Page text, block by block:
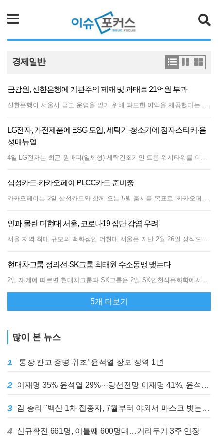
경제일반
금감원, 신한은행에 기관주의 제재 및 과태료 21억원 부과
신한은행이 서울시 금고 운영을 맡기 위해 과도한 이익을 제공했다는 이유로 과태료 21억원을 부과받았다. 광고성 정보 전송 동의를 받지 않은 채 고객 8598명에게 광고성 메시지를 전송하고, 계열사 상품(대출·펀드 등)을 소개하기 위해 개인신용정보를 계열사에 동의 없이 제공한 사실 등도 함께 제재를 받았다.금융감독원은 신한은행에 대해 지난달 23일 '기관주의' 제재 및 과태료 21억3110만원을 부과했다고 최근 홈페이지에 공시했다.공시에 따르면 신한은행 기관고객부는 2018년 4월 서울시 금고 지정 입찰에 참여해 금고 운영을 위한 전산 시스템 구축 비용으로 1000억원을 제시했다. 금감원은 종합검사를 통해 해당 전산시스템 구축 비용 1000억원 중 393억3000만원에 대해서는 금고 운용을 위한 필수 비용이 아니라고 판단했다.금감원은 "전산시스템 구축 비용 중 일부는 금고 운영 계약을 이행하는데 필요하지 않은 사항으로, 서울시에 제공한 재산상 이익에 해당한다"며 "법령상 요구되는 은행 내부 절차인 재산상 이익 제공 적정성에 대한 점검·평가, 홈페이지 공시, 준법감시인 보고 및 의사회 의결을 거치지 않았다"고 지적했다.금감원은 "출연금 한도 산출 시 전산 구축 예상 비용으로 1000억원이 아닌 650억원만을 반영했다"며 이사회에 출연금 규모도 제대로 보고하지 않았다고 지적했다.은행법은 은행업무과 관련해 이용자에게 정상적인 수준을 초과한 재산상 이익을 제공하는 행위를 '불건전 영업행위'로 규정해 금지하고 있으며, 금융회사의 지배구조에 관한 법률은 사외이사의 원활한 직무수행을 위해 충분한 자료를 제공할 것을 규정하고 있다.서울시 금고는 당시 한 해 예산만 30조원대 규모로, 시중은행들이 치열한 경합을 벌인 끝에 신한은행이 2018년 5월 서울시금고 운영 금융기관으로 선정됐다. 우리은행이 도맡아왔던 서울시 금고 관리 주체가 바뀐 것은 104년만이이었다.
LG전자, 가전제품에 ESG 도입, 세탁기·청소기에 점자스티커·음
성매뉴얼
4일 LG전자는 최근 원바디(일체형) 세탁건조기인 트롬 워시타워를 이용하는 시각장애인에 특화한 음성 매뉴얼을 도입했다고 밝혔다.이 매뉴얼은 시각장애인을 배려해 사용자가 직접 제품을 만지면서 도어를 여는 방향, 조작부나 버튼 위치 등을 쉽게 연상할 수 있도록 설계됐다. 전원 버튼이나 세탁·건조 선택 버튼을 누르는 경우 등 제품의 작동 상황별 소리도 함께 안내한다.음성 매뉴얼은 서울특별시와 한국장애인소비자연합에서 공동 운영하는 시각장애인 음성서비스에 적용돼 있어 서울시 소비재 정보마당 스마트폰 앱이나 홈페이지를 통해 누구나 이용할 수 있다.LG전자는 지난해 4월 한국장애인소비자연합과 LG 가전제품을 대상으로 시각장애인을 위한 매뉴얼 제작 업무협약(MOU)을 체결한 바 있다. 한국장애인소비자연합과 관련 업무 협약을 맺은 것은 국내 가전업체 가운데 LG전자가 처음이다.LG전자는 시각장애인이 제품 조작부를 읽을 수 있도록 점자로 만든 스티커도 제공한다. 트롬 워시타워의 조작부 전면 패널에 점자 스티커를 붙이면 전원과 세탁·건조 코스, 옵션 등 버튼 위치를 사용자가 점자로 확인할 수 있다. 한국장애인소비자연합은 이 스티커를 신청하는 고객들에게 무료로 제공한다. LG전자는 ‘고객의 건강한 삶’, ‘더 나은 사회 구현’, ‘제품의 환경영향 저감’ 등 ESG 경영을 추구하고 있다. 이를 위해 LG전자는 장애인, 노약자, 어린이, 임산부 등 사회적 약자가 제품이나 솔루션 이용에 불편함을 겪지 않도록 제품 개발 단계에서부터 접근성을 고려하고 있다.
삼성카드-카카오페이 PLCC카드 준비중
카카오페이는 2일 삼성카드와 함께 오는 5월 출시를 목표로 ‘카카오페이 신용카드(PLCC·상업자 표시 신용카드)’를 준비 중이라고 밝혔다.카카오페이 신용카드는 카카오페이포인트에 특화된 혜택을 제공할 예정으로 ‘카카오페이 결제’ 서비스와 선물하기·택시·멜론·웹툰 등 카카오의 주요 서비스를 이용하면 더 많은 혜택을 받을 수 있다.카카오페이는 가입자가 약 3,500만 명에 이르는 간편 결제서비스로 카카오 내부 서비스뿐 아니라 약 60만 개 온오프라인 가맹점에서 사용 가능하다. 이용 시 적립되는 카카오페이포인트는 온라인에서 현금 대신 쓸 수 있다.삼성카드가 PLCC를 내놓는 것은 이번이 처음으로 카카오페이와 손잡고 온라인 시장이나 MZ세대 등으로 고객층 확대가 가능할 것으로 기대된다. 카드 업계의 한 관계자는 “수익성 악화와 신규 카드 혜택 제한 등으로 새 고객 끌어모으기가 어려워진 카드사들에 인기 브랜드의 이름을 내세운 전용 신용카드는 새로운 돌파구가 될 수 있다”고 말했다. 카카오페이 입장에서도 현재 대주주 적격성 문제로 마이데이터 허가 심사가 보류돼 금융 데이터 수집 등에 어려움을 겪는 만큼 빅데이터 보유량이 풍부한 카드 업계와의 제휴가 돌파구가 될 수 있다는 분석이다.이 같은 카드 업계와 핀테크 분야의 협력은 최근 확산되는 추세다. 지난달 현대카드는 네이버와 네이버플러스멤버십 전용 신용카드를 내놓는다고 발표했다. 네이버플러스멤버십 역시 네이버페이 결제 시 네이버포인트를 적립해주며 네이버포인트는 온라인 결제 등에 사용할 수 있다. 현대카드 입장에서는 안정적인 수익원을 확보할 수 있다는 점이 기대된다.기술력을 바탕으로 한 핀테크 업체와의 협력으로 성장이 정체되는 카드 업계에 돌파구가 될 수도 있다.이날 BC카드는 인공지능(AI) 기반 간편 투자 플랫폼 ‘핀트’의 운영사인 디셈버앤컴퍼니자산운용에 99억 원 규모를 투자하기로 결정했다. 비대면 AI 투자 일임 서비스인 핀트는 자산 규모가 작아도 언제든 편한 시간에 서비스를 신청해 이용이 가능해 인기를 끌고 있다.BC카드는 이번 협력을 통해 카드 고객에게 결제 서비스 외에도 해외 주식과 금 투자, 환전, 보험, AI 간편 투자 등의 서비스까지 제공하겠다는 계획이다.
인파 몰린 더현대 서울, 코로나19 집단 감염 우려
서울 지역 최대 규모의 백화점인 더현대 서울은 지난 2월 26일 정식으로 오픈했다. 지하 7층~지상 8층, 영업면적 8만9100㎡(2만7000평)로 축구장 13개(8만9100㎡) 크기다.지난 3.1절 연휴 더현대 서울은 수많은 방문객으로 북적였다. 더현대 서울 측에서도 방문객 수 집계가 불가능할 정도였다.이에 코로나19 방역에 대한 우려가 제기되기도 했다. 더현대 서울 같은 쇼핑센터에는 음식점과 카페 같은 취식 행위가 가능한 곳이 많아 자칫하면 코로나19 확진자 발생 시 집단감염으로 번질 수 있기 때문이다.용산구에 거주하는 30대 A씨는 "10시30분 개장 시간에 맞춰 방문했는데도 이미 많은 사람들이 붐벼 내부에서 거리두기는 사실상 불가능했다"며 "줄을 길게 선 매장도 여럿 있고 푸드코트에서 밥을 먹는데 별도의 가림막도 없어 불안했다"고 말했다. 코로나19 대응 지침에 따르면 다중이용시설의 경우 시설 관리자와 유관기관(시도, 시군구 보건소, 의료기관) 간 비상 연락체계를 유지하고, 상황 발생 시 즉시 대응해야 한다.감염예방을 위해서는 Δ감염관리를 위한 전담직원 지정 배치 Δ발열 확인 등 시설출입 시 방역 관리 강화 Δ의심 증상이 있거나 여행력 있는 직원 또는 이용자의 출근 및 이용 중단 조치 Δ위생수칙 교육·홍보 Δ소독 강화, 감염예방 위한 필수물품 비치 등 위생 관리 등을 철저히 지켜야 한다.하지만 다중이용시설에 대해 이용 인원 제한 조치가 없어 수많은 인파가 몰려도 이를 제재할 수 없다. 거리두기는 물론 '5인 이상 모임 금지' 조치가 무색하다는 목소리가 나오는 이유다.더현대 서울 측은 방역당국의 지침에 따른 수칙을 준수하고 있다는 입장이다.더현대 서울 관계자는 "외부에서 드나드는 7개 모든 출입구에 공항 등에서 사용되는 '대형 다중 인식 발열 체크기'를, 차량이 진입하는 3곳의 입차로와 지하 출입구에 휴대용 열화상카메라와 안면 인식 발열 체크기를 운영 중"이라며 "국내 최고의 공조시스템을 갖춰 10분 단위로 전체 층의 환기를 실시하고 있다"고 설명했다.또 "주요 고객시설에 공기살균기도 별도로 설치해 매일 방역을 진행하고 있고 모든 에스컬레이터에는 핸드레일 살균기를 설치해 운영 중"이라며 "고객이 몰리는 주요 동선과 전 매장에 손소독제를 비치해 운영하고 있다"고 덧붙였다.
현대차그룹 정의선-SK그룹 최태원 수소동맹 맺는다
2일 재계에 따르면 현대차그룹과 SK그룹은 2일 SK인천석유화학에서 정세균 국무총리 주재로 열리는 3차 수소경제위원회에 맞춰 수소 사업 기반 구축을 위한 양해각서(MOU)를 맺는다.정의선 회장과 최태원 회장은 이날 수소경제위원회에 참석, 수소 사업 협력 방안에 대해 논의하고 양해각서 체결에 나설 것으로 전해졌다.수소경제위원회는 정부·민간위원이 참여하는 범정부 차원의 수소경제 컨트롤타워로, 정세균 국무총리가 위원장을 맡고 정의선 회장이 민간위원으로 참여하고 있다.양 그룹간 협약은 현대차가 SK에 수소 차량을 공급하고 SK가 생산한 수소를 현대차가 활용하는 내용일 것으로 알려졌다.앞서 현대차그룹은 지난달 16일 포스코그룹과 함께 수소 사업 분야에서 다각도로 협력하는 내용의 업무 협약을 맺고, 우선 포스코 포항·광양제철소에서 운영 중인 트럭 등 차량 1500대를 단계적으로 현대차의 수소전기차로 전환하기로 했다. 수소 연료전지 발전 사업도 함께 추진한다.현대차그룹은 수소전기차 넥쏘, 수소트럭 엑시언트, 수소버스 일렉시티 등을 성공적으로 출시했으며 2030년까지 수소전기차 50만대, 수소연료전지 시스템 70만기를 생산하는 것이 목표다. SK 역시 작년 말 투자 전문 지주사인 SK㈜가 에너지 관련 회사인 SK이노베이션과 SK E&amp;S 등 관계사의 전문 인력 20여명으로 수소 사업 전담 조직인 '수소 사업 추진단'을 신설하는 등 수소 사업에 주력하고 있다.
5개 더보기
많이 본 뉴스
1 ‘통장 잔고 증명 위조’ 윤석열 장모 징역 1년
2 이재명 35% 윤석열 29%···당선전망 이재명 41%, 윤석열 32%
3 김 총리 "백신 1차 접종자, 7월부터 야외서 마스크 벗는다"
4 신규확진 661명, 이틀째 600명대…거리두기 3주 연장